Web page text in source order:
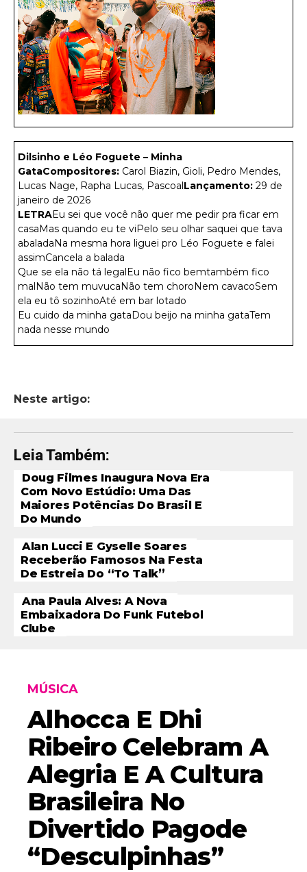
Dilsinho e Léo Foguete – Minha
GataCompositores: Carol Biazin, Gioli, Pedro Mendes,
Lucas Nage, Rapha Lucas, PascoalLançamento: 29 de
janeiro de 2026
LETRAEu sei que você não quer me pedir pra ficar em
casaMas quando eu te viPelo seu olhar saquei que tava
abaladaNa mesma hora liguei pro Léo Foguete e falei
assimCancela a balada
Que se ela não tá legalEu não fico bemtambém fico
malNão tem muvucaNão tem choroNem cavacoSem
ela eu tô sozinhoAté em bar lotado
Eu cuido da minha gataDou beijo na minha gataTem
nada nesse mundo
Neste artigo:
Leia Também:
Doug Filmes Inaugura Nova Era
Com Novo Estúdio: Uma Das
Maiores Potências Do Brasil E
Do Mundo
Alan Lucci E Gyselle Soares
Receberão Famosos Na Festa
De Estreia Do “To Talk”
Ana Paula Alves: A Nova
Embaixadora Do Funk Futebol
Clube
MÚSICA
Alhocca E Dhi
Ribeiro Celebram A
Alegria E A Cultura
Brasileira No
Divertido Pagode
“Desculpinhas”